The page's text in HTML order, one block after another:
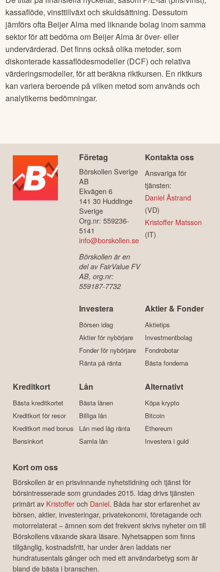
kassaflöde, vinsttillväxt och skuldsättning. Dessutom
jämförs ofta Beijer Alma med liknande bolag inom samma
sektor för att bedöma om Beijer Almaär över- eller
undervärderad. Det finns också olika metoder, som
diskonterade kassaflödesmodeller (DCF) och relativa
värderingsmodeller, för att beräkna riktkursen. En riktkurs
kan variera beroende på vilken metod som används och
analytikerns bedömningar.
Företag
Börskollen Sverige
AB
Ekvägen 6
141 30 Huddinge
Sverige
Org.nr: 559236-
5141
info@borskollen.se
Börskollen är en
del av FairValue FV
AB, org.nr:
559187-7732
Kontakta oss
Ansvariga för
tjänsten:
Daniel Åstrand
(VD)
Kristoffer Matsson
(IT)
Investera
Börsen idag
Aktier för nybörjare
Fonder för nybörjare
Ränta på ränta
Aktier & Fonder
Aktietips
Investmentbolag
Fondrobotar
Bästa fonderna
Kreditkort
Bästa kreditkortet
Kreditkort för resor
Kreditkort med bonus
Bensinkort
Lån
Bästa lånen
Billiga lån
Lån med låg ränta
Samla lån
Alternativt
Köpa krypto
Bitcoin
Ethereum
Investera i guld
Kort om oss
Börskollen är en prisvinnande nyhetstidning och tjänst för
börsintresserade som grundades 2015. Idag drivs tjänsten
primärt av Kristofferoch Daniel. Båda har stor erfarenhet av
börsen, aktier, investeringar, privatekonomi, företagande och
motorrelaterat – ämnen som det frekvent skrivs nyheter om till
Börskollens växande skara läsare. Nyhetsappen som finns
tillgänglig, kostnadsfritt, har under åren laddats ner
hundratusentals gånger och med ett användarbetyg som är
bland de bästa i branschen.